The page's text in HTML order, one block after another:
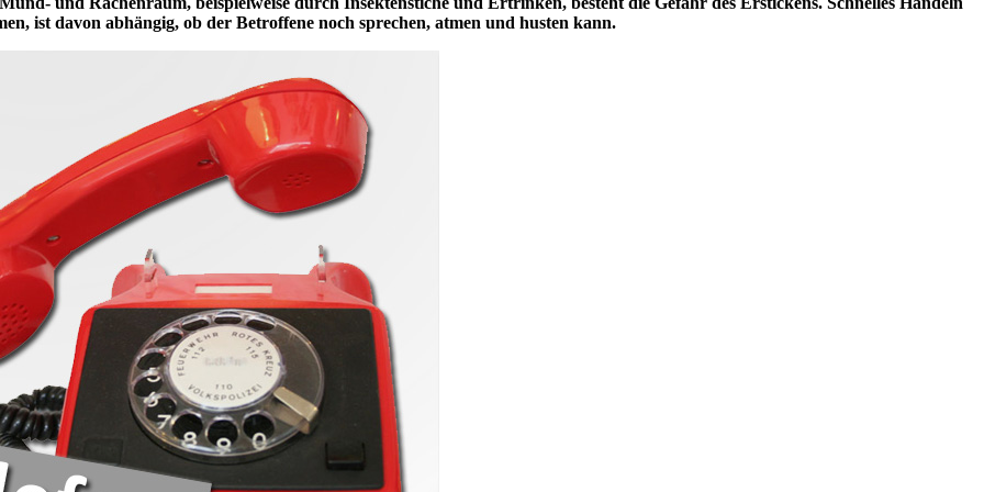
ist davon abhängig, ob der Betroffene noch sprechen, atmen und husten kann.